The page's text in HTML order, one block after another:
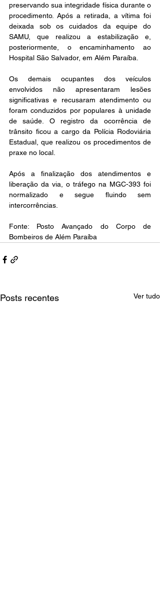
preservando sua integridade física durante o
procedimento. Após a retirada, a vítima foi
deixada sob os cuidados da equipe do
SAMU, que realizou a estabilização e,
posteriormente, o encaminhamento ao
Hospital São Salvador, em Além Paraíba.
Os demais ocupantes dos veículos
envolvidos não apresentaram lesões
significativas e recusaram atendimento ou
foram conduzidos por populares à unidade
de saúde. O registro da ocorrência de
trânsito ficou a cargo da Polícia Rodoviária
Estadual, que realizou os procedimentos de
praxe no local.
Após a finalização dos atendimentos e
liberação da via, o tráfego na MGC-393 foi
normalizado e segue fluindo sem
intercorrências.
Fonte: Posto Avançado do Corpo de
Bombeiros de Além Paraíba
Posts recentes Ver tudo